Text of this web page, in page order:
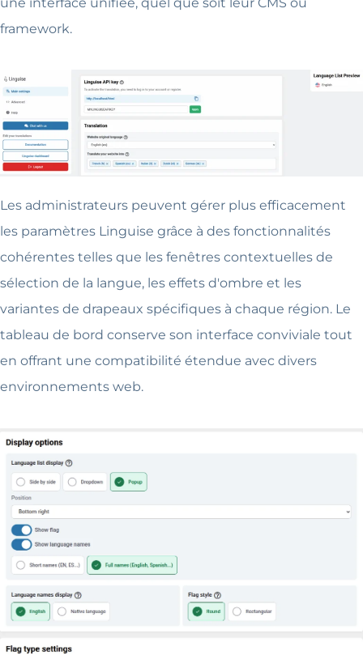
framework.
Les administrateurs peuvent gérer plus efficacement
les paramètres Linguise grâce à des fonctionnalités
cohérentes telles que les fenêtres contextuelles de
sélection de la langue, les effets d'ombre et les
variantes de drapeaux spécifiques à chaque région. Le
tableau de bord conserve son interface conviviale tout
en offrant une compatibilité étendue avec divers
environnements web.